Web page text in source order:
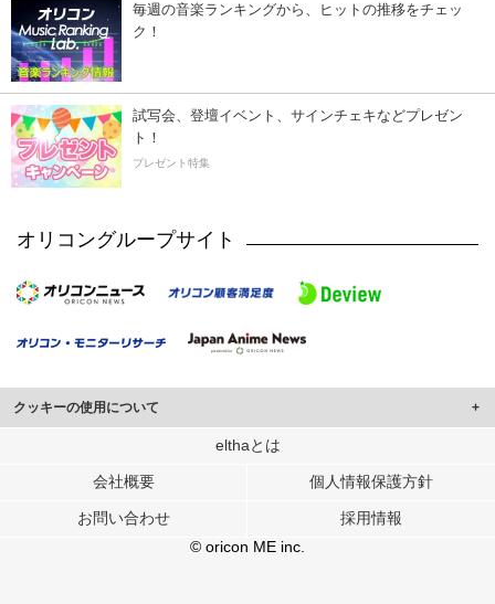
毎週の音楽ランキングから、ヒットの推移をチェッ
ク！
試写会、登壇イベント、サインチェキなどプレゼン
ト！
プレゼント特集
オリコングループサイト
クッキーの使用について
このサイトでは Cookie を使用して、ユーザーに合わせたコンテンツや広告の
行っています。
メディアや広告配信、データ解析の各パートナーに提供しています。
各パートナーは、この情報とユーザーが各パートナーに提供した他の情報や、
ユーザーが各パートナーのサービスを使用したときに収集した他の情報を組み
elthaとは
会社概要 個人情報保護方針
お問い合わせ
採用情報
© oricon ME inc.